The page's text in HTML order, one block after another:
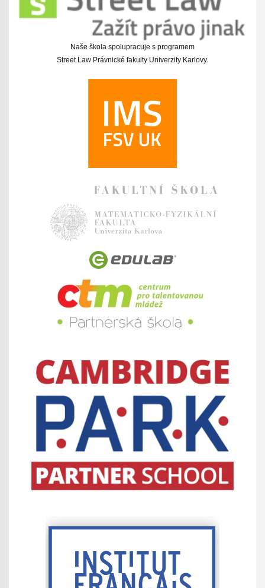
Naše škola spolupracuje s programem
Street Law Právnické fakulty Univerzity Karlovy.